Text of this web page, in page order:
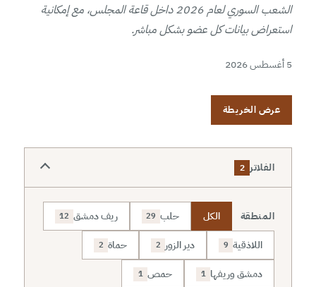
الشعب السوري لعام 2026 داخل قاعة المجلس، مع إمكانية
استعراض بيانات كل عضو بشكل مباشر.
5 أغسطس 2026
عرض الخريطة
الفلاتر 2
المنطقة الكل حلب 29 ريف دمشق 12
اللاذقية 9 دير الزور 2 حماة 2
دمشق وريفها 1 حمص 1